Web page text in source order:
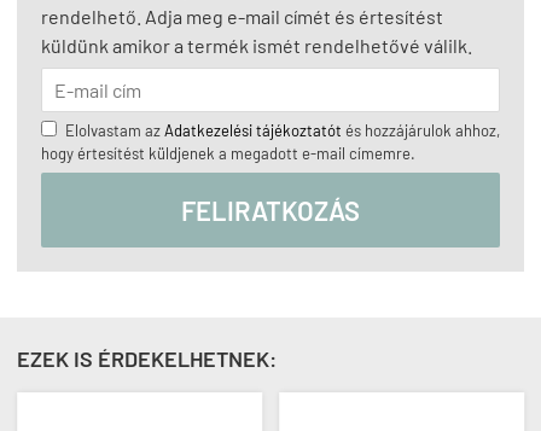
rendelhető. Adja meg e-mail címét és értesítést
küldünk amikor a termék ismét rendelhetővé válilk.
Elolvastam azAdatkezelési tájékoztatót és hozzájárulok ahhoz,
hogy értesítést küldjenek a megadott e-mail címemre.
FELIRATKOZÁS
EZEK IS ÉRDEKELHETNEK: